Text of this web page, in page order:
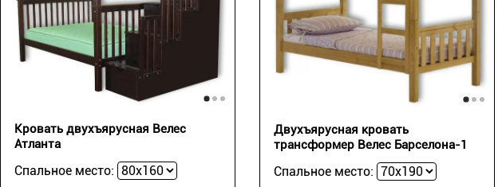
Кровать двухъярусная Велес
Атланта
Спальное место:
Двухъярусная кровать
трансформер Велес Барселона-1
Спальное место: